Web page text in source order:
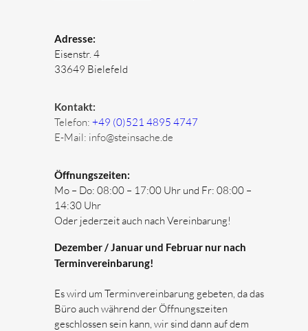
Adresse:
Eisenstr. 4
33649 Bielefeld
Kontakt:
Telefon: +49 (0)521 4895 4747
E-Mail: info@steinsache.de
Öffnungszeiten:
Mo – Do: 08:00 – 17:00 Uhr und Fr: 08:00 –
14:30 Uhr
Oder jederzeit auch nach Vereinbarung!
Dezember / Januar und Februar nur nach
Terminvereinbarung!
Es wird um Terminvereinbarung gebeten, da das
Büro auch während der Öffnungszeiten
geschlossen sein kann, wir sind dann auf dem